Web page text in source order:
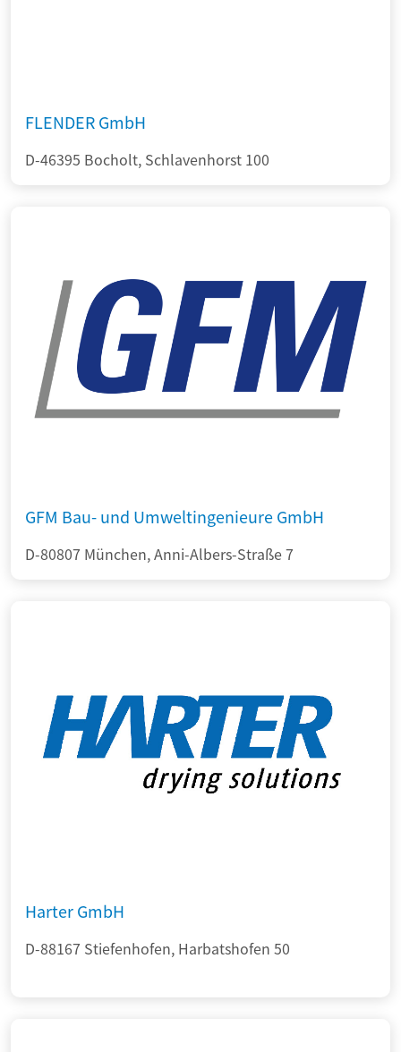
FLENDER GmbH
D-46395 Bocholt, Schlavenhorst 100
GFM Bau- und Umweltingenieure GmbH
D-80807 München, Anni-Albers-Straße 7
Harter GmbH
D-88167 Stiefenhofen, Harbatshofen 50